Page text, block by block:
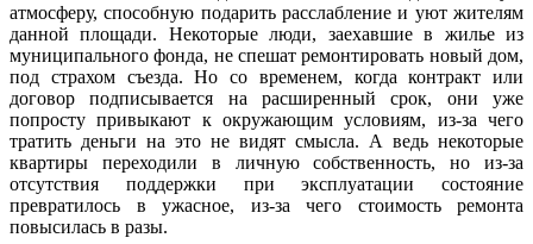
атмосферу, способную подарить расслабление и уют жителям
данной площади. Некоторые люди, заехавшие в жилье из
муниципального фонда, не спешат ремонтировать новый дом,
под страхом съезда. Но со временем, когда контракт или
договор подписывается на расширенный срок, они уже
попросту привыкают к окружающим условиям, из-за чего
тратить деньги на это не видят смысла. А ведь некоторые
квартиры переходили в личную собственность, но из-за
отсутствия поддержки при эксплуатации состояние
превратилось в ужасное, из-за чего стоимость ремонта
повысилась в разы.